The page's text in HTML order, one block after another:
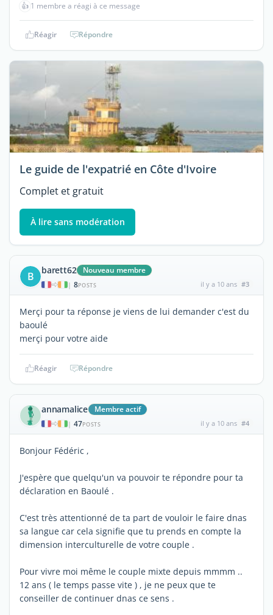
👍 1 membre a réagi à ce message
Réagir Répondre
Le guide de l'expatrié en Côte d'Ivoire
Complet et gratuit
À lire sans modération
B barett62 Nouveau membre
| 8POSTS il y a 10 ans #3
Merçi pour ta réponse je viens de lui demander c'est du
baoulé
merçi pour votre aide
Réagir Répondre
annamalice Membre actif
| 47POSTS il y a 10 ans #4
Bonjour Fédéric ,
J'espère que quelqu'un va pouvoir te répondre pour ta
déclaration en Baoulé .
C'est très attentionné de ta part de vouloir le faire dnas
sa langue car cela signifie que tu prends en compte la
dimension interculturelle de votre couple .
Pour vivre moi même le couple mixte depuis mmmm ..
12 ans ( le temps passe vite ) , je ne peux que te
conseiller de continuer dnas ce sens .